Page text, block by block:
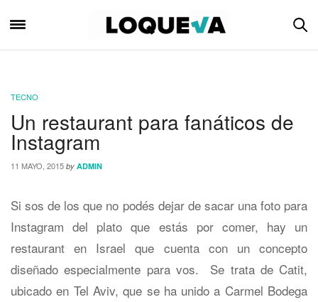
TECNO
Un restaurant para fanáticos de
Instagram
11 MAYO, 2015 by ADMIN
Si sos de los que no podés dejar de sacar una foto para
Instagram del plato que estás por comer, hay un
restaurant en Israel que cuenta con un concepto
diseñado especialmente para vos. Se trata de Catit,
ubicado en Tel Aviv, que se ha unido a Carmel Bodega